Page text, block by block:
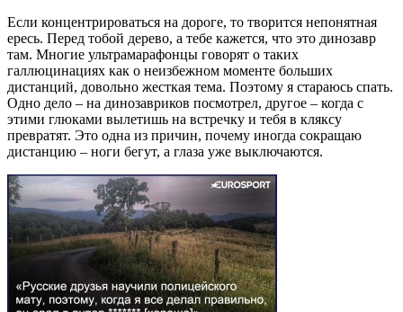
Если концентрироваться на дороге, то творится непонятная
ересь. Перед тобой дерево, а тебе кажется, что это динозавр
там. Многие ультрамарафонцы говорят о таких
галлюцинациях как о неизбежном моменте больших
дистанций, довольно жесткая тема. Поэтому я стараюсь спать.
Одно дело – на динозавриков посмотрел, другое – когда с
этими глюками вылетишь на встречку и тебя в кляксу
превратят. Это одна из причин, почему иногда сокращаю
дистанцию – ноги бегут, а глаза уже выключаются.